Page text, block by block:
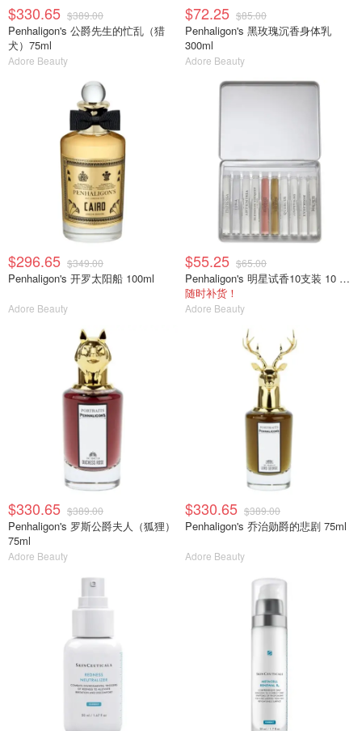
$330.65 $389.00
Penhaligon's 公爵先生的忙乱（猎
犬）75ml
Adore Beauty
$72.25 $85.00
Penhaligon's 黑玫瑰沉香身体乳
300ml
Adore Beauty
$296.65 $349.00
Penhaligon's 开罗太阳船 100ml
Adore Beauty
$55.25 $65.00
Penhaligon's 明星试香10支装 10 x 2ml
随时补货！
Adore Beauty
$330.65 $389.00
Penhaligon's 罗斯公爵夫人（狐狸）
75ml
Adore Beauty
$330.65 $389.00
Penhaligon's 乔治勋爵的悲剧 75ml
Adore Beauty